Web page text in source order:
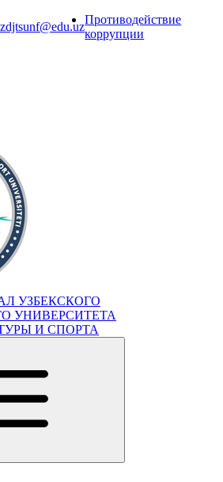
Противодействие
коррупции
УЗБЕКСКОГО
УНИВЕРСИТЕТА
И СПОРТА